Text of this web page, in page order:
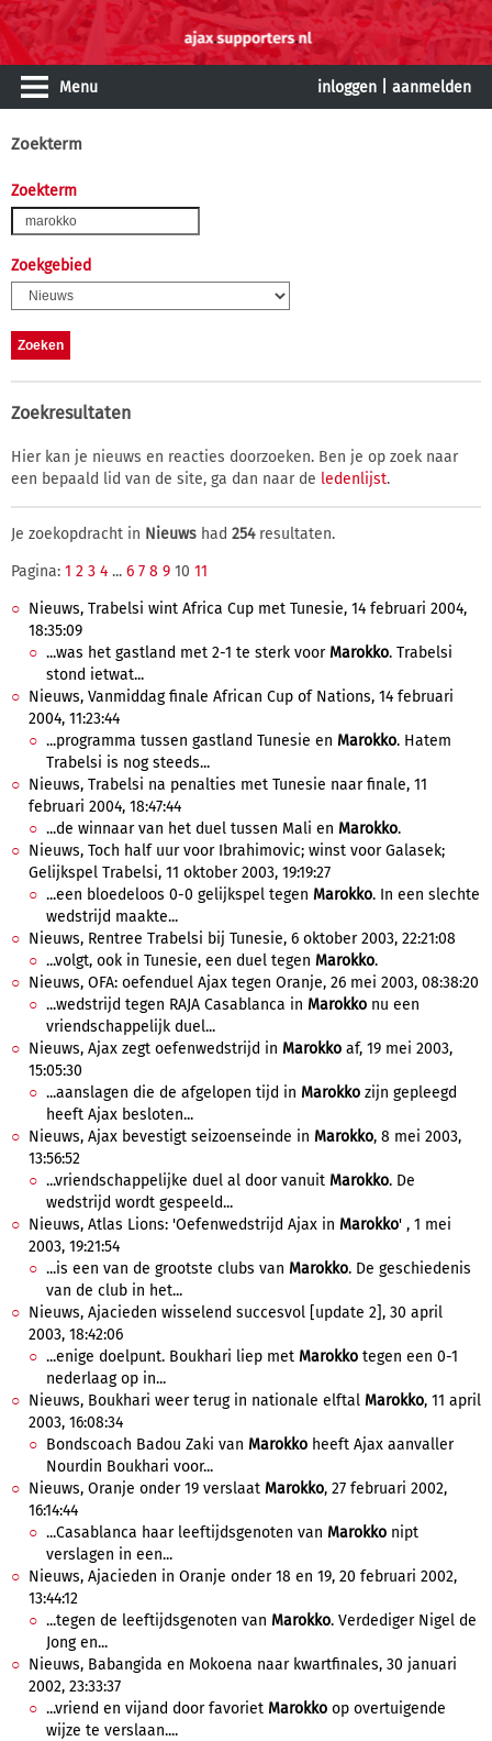
Menu inloggen aanmelden
Zoekterm
Zoekterm
Zoekgebied
Zoekresultaten
Hier kan je nieuws en reacties doorzoeken. Ben je op zoek naar
een bepaald lid van de site, ga dan naar de ledenlijst.
Je zoekopdracht in Nieuws had 254resultaten.
Pagina: 1 2 3 4 ... 6 7 8 9 10 11
Nieuws, Trabelsi wint Africa Cup met Tunesie, 14 februari 2004,
18:35:09
...was het gastland met 2-1 te sterk voorMarokko. Trabelsi
stond ietwat...
Nieuws, Vanmiddag finale African Cup of Nations, 14 februari
2004, 11:23:44
...programma tussen gastland Tunesie en Marokko. Hatem
Trabelsi is nog steeds...
Nieuws, Trabelsi na penalties met Tunesie naar finale, 11
februari 2004, 18:47:44
...de winnaar van het duel tussen Mali en Marokko.
Nieuws, Toch half uur voor Ibrahimovic; winst voor Galasek;
Gelijkspel Trabelsi, 11 oktober 2003, 19:19:27
...een bloedeloos 0-0 gelijkspel tegen Marokko. In een slechte
wedstrijd maakte...
Nieuws, Rentree Trabelsi bij Tunesie, 6 oktober 2003, 22:21:08
...volgt, ook in Tunesie, een duel tegen Marokko.
Nieuws, OFA: oefenduel Ajax tegen Oranje, 26 mei 2003, 08:38:20
...wedstrijd tegen RAJA Casablanca in Marokko nu een
vriendschappelijk duel...
Nieuws, Ajax zegt oefenwedstrijd in Marokko af, 19 mei 2003,
15:05:30
...aanslagen die de afgelopen tijd in Marokko zijn gepleegd
heeft Ajax besloten...
Nieuws, Ajax bevestigt seizoenseinde in Marokko, 8 mei 2003,
13:56:52
...vriendschappelijke duel al door vanuit Marokko. De
wedstrijd wordt gespeeld...
Nieuws, Atlas Lions: 'Oefenwedstrijd Ajax in Marokko' , 1 mei
2003, 19:21:54
...is een van de grootste clubs van Marokko. De geschiedenis
van de club in het...
Nieuws, Ajacieden wisselend succesvol [update 2], 30 april
2003, 18:42:06
...enige doelpunt. Boukhari liep met Marokko tegen een 0-1
nederlaag op in...
Nieuws, Boukhari weer terug in nationale elftal Marokko, 11 april
2003, 16:08:34
Bondscoach Badou Zaki van Marokko heeft Ajax aanvaller
Nourdin Boukhari voor...
Nieuws, Oranje onder 19 verslaat Marokko, 27 februari 2002,
16:14:44
...Casablanca haar leeftijdsgenoten van Marokko nipt
verslagen in een...
Nieuws, Ajacieden in Oranje onder 18 en 19, 20 februari 2002,
13:44:12
...tegen de leeftijdsgenoten van Marokko. Verdediger Nigel de
Jong en...
Nieuws, Babangida en Mokoena naar kwartfinales, 30 januari
2002, 23:33:37
...vriend en vijand door favoriet Marokko op overtuigende
wijze te verslaan....